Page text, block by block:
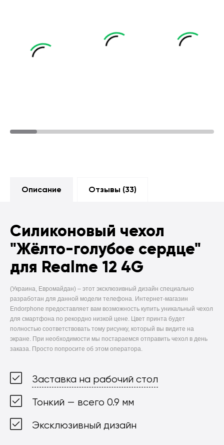
Описание Отзывы (33)
Силиконовый чехол
"Жёлто-голубое сердце"
для Realme 12 4G
(Украина, Евромайдан) – этот эксклюзивный дизайн специально
разработан для данной модели телефона. Интернет-магазин
Endorphone предоставляет вам возможность купить уникальный чехол
для смартфона по рекордно низкой цене. Цвет принта будет
полностью соответствовать тому рисунку, который вы видите на
экране. При необходимости мы постараемся отправить чехол в день
заказа. Просто попросите об этом оператора.
Заставка на рабочий стол
Тонкий — всего 0.9 мм
Эксклюзивный дизайн